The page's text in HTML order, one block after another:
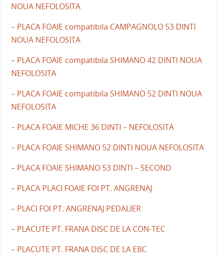
NOUA NEFOLOSITA
– PLACA FOAIE compatibila CAMPAGNOLO 53 DINTI
NOUA NEFOLOSITA
– PLACA FOAIE compatibila SHIMANO 42 DINTI NOUA
NEFOLOSITA
– PLACA FOAIE compatibila SHIMANO 52 DINTI NOUA
NEFOLOSITA
– PLACA FOAIE MICHE 36 DINTI – NEFOLOSITA
– PLACA FOAIE SHIMANO 52 DINTI NOUA NEFOLOSITA
– PLACA FOAIE SHIMANO 53 DINTI – SECOND
– PLACA PLACI FOAIE FOI PT. ANGRENAJ
– PLACI FOI PT. ANGRENAJ PEDALIER
– PLACUTE PT. FRANA DISC DE LA CON-TEC
– PLACUTE PT. FRANA DISC DE LA EBC